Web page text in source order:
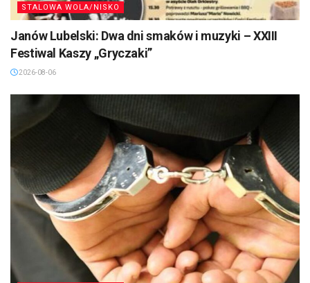
STALOWA WOLA/NISKO
Janów Lubelski: Dwa dni smaków i muzyki – XXIII
Festiwal Kaszy „Gryczaki”
2026-08-06